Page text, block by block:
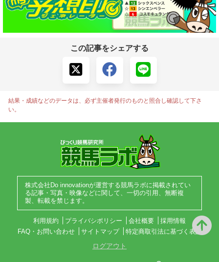
この記事をシェアする
結果・成績などのデータは、必ず主催者発行のものと照合し確認して下さ
い。
株式会社Do innovationが運営する競馬ラボに掲載されてい
る記事・写真・映像などに関して、一切の引用、無断複
製、転載を禁じます。
利用規約 プライバシポリシー 会社概要
採用情報
FAQ・お問い合わせ
サイトマップ 特定商取引法に基づく表記
ログアウト